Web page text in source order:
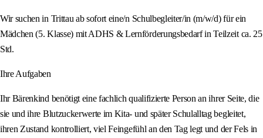
Wir suchen in Trittau ab sofort eine/n Schulbegleiter/in (m/w/d) für ein
Mädchen (5. Klasse) mit ADHS & Lernförderungsbedarf in Teilzeit ca. 25
Std.
Ihre Aufgaben
Ihr Bärenkind benötigt eine fachlich qualifizierte Person an ihrer Seite, die
sie und ihre Blutzuckerwerte im Kita- und später Schulalltag begleitet,
ihren Zustand kontrolliert, viel Feingefühl an den Tag legt und der Fels in